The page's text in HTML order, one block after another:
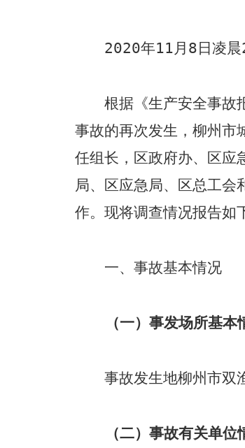
2020年11月 8日凌晨
根据《生产安全事故
事故的再次发生，柳州市
任组长，区政府办、区应
局、区应急局、区总工会
作。现将调查情况报告如
一、事故基本情况
（一）事发场所基本
事故发生地柳州市双
（二）事故有关单位